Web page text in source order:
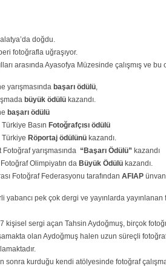
doğdu.
fotoğrafla uğraşıyor.
arasında Ayasofya Müzesinde çalışmış ve
yarışmasında başarı ödülü,
büyük ödülü kazandı.
başarı ödülü
Basın Fotoğrafçısı ödülü
Röportaj ödülünü kazandı.
yarışmasında “Başarı Ödülü” kazandı
Olimpiyatın da Büyük Ödülü kazandı.
Fotoğraf Federasyonu tarafından AFIAP
yabancı pek çok dergi ve yayınlarda
kişisel sergi açan Tahsin Aydoğmuş, birçok
olan Aydoğmuş halen uzun süreçli
sonra kurduğu kendi atölyesinde fotoğraf